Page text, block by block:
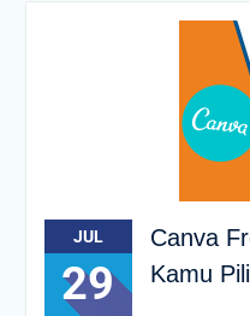
JUL
29
Canva
Kamu